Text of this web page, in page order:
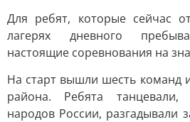
Для ребят, которые сейчас
лагерях дневного
настоящие соревнования на
На старт вышли шесть команд
района. Ребята танцевали,
народов России, разгадывали